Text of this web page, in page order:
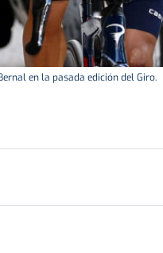
en la pasada edición del Giro.